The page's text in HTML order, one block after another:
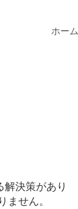
ホーム
決策があり
せん。